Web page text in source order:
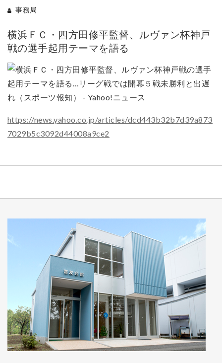
事務局
横浜ＦＣ・四方田修平監督、ルヴァン杯神戸
戦の選手起用テーマを語る
https://news.yahoo.co.jp/articles/dcd443b32b7d39a873
7029b5c3092d44008a9ce2